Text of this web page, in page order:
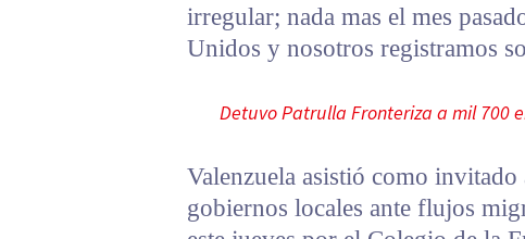
irregular; nada mas el mes
Unidos y nosotros registramos
Detuvo Patrulla Fronteriza a mil 700
Valenzuela asistió como
gobiernos locales ante flujos